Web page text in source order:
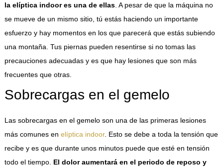
la elíptica indoor es una de ellas. A pesar de que la máquina no
se mueve de un mismo sitio, tú estás haciendo un importante
esfuerzo y hay momentos en los que parecerá que estás subiendo
una montaña. Tus piernas pueden resentirse si no tomas las
precauciones adecuadas y es que hay lesiones que son más
frecuentes que otras.
Sobrecargas en el gemelo
Las sobrecargas en el gemelo son una de las primeras lesiones
más comunes en elíptica indoor. Esto se debe a toda la tensión que
recibe y es que durante unos minutos puede que esté en tensión
todo el tiempo. El dolor aumentará en el periodo de reposo y